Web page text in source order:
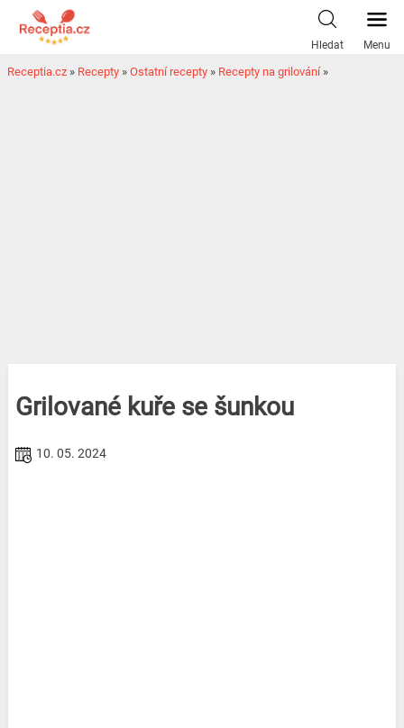
Hledat Menu
Receptia.cz » Recepty » Ostatní recepty » Recepty na grilování»
Grilované kuře se šunkou
10. 05. 2024